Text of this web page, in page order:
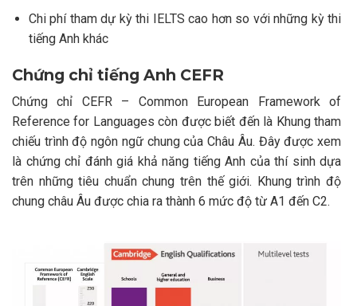
Chi phí tham dự kỳ thi IELTS cao hơn so với những kỳ thi
tiếng Anh khác
Chứng chỉ tiếng Anh CEFR
Chứng chỉ CEFR – Common European Framework of
Reference for Languages còn được biết đến là Khung tham
chiếu trình độ ngôn ngữ chung của Châu Âu. Đây được xem
là chứng chỉ đánh giá khả năng tiếng Anh của thí sinh dựa
trên những tiêu chuẩn chung trên thế giới. Khung trình độ
chung châu Âu được chia ra thành 6 mức độ từ A1 đến C2.